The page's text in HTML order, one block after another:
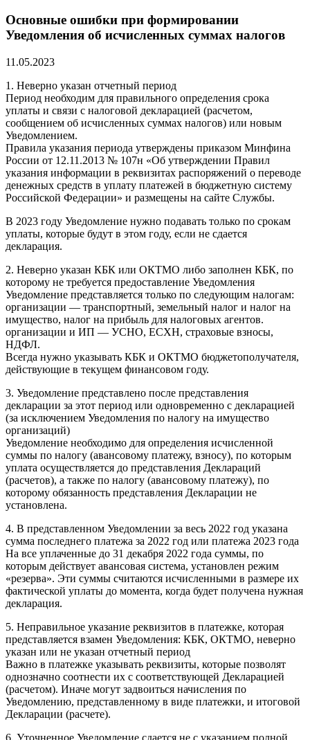
Основные ошибки при формировании
Уведомления об исчисленных суммах налогов
11.05.2023
1. Неверно указан отчетный период
Период необходим для правильного определения срока
уплаты и связи с налоговой декларацией (расчетом,
сообщением об исчисленных суммах налогов) или новым
Уведомлением.
Правила указания периода утверждены приказом Минфина
России от 12.11.2013 № 107н «Об утверждении Правил
указания информации в реквизитах распоряжений о переводе
денежных средств в уплату платежей в бюджетную систему
Российской Федерации» и размещены на сайте Службы.
В 2023 году Уведомление нужно подавать только по срокам
уплаты, которые будут в этом году, если не сдается
декларация.
2. Неверно указан КБК или ОКТМО либо заполнен КБК, по
которому не требуется предоставление Уведомления
Уведомление представляется только по следующим налогам:
организации — транспортный, земельный налог и налог на
имущество, налог на прибыль для налоговых агентов.
организации и ИП — УСНО, ЕСХН, страховые взносы,
НДФЛ.
Всегда нужно указывать КБК и ОКТМО бюджетополучателя,
действующие в текущем финансовом году.
3. Уведомление представлено после представления
декларации за этот период или одновременно с декларацией
(за исключением Уведомления по налогу на имущество
организаций)
Уведомление необходимо для определения исчисленной
суммы по налогу (авансовому платежу, взносу), по которым
уплата осуществляется до представления Деклараций
(расчетов), а также по налогу (авансовому платежу), по
которому обязанность представления Декларации не
установлена.
4. В представленном Уведомлении за весь 2022 год указана
сумма последнего платежа за 2022 год или платежа 2023 года
На все уплаченные до 31 декабря 2022 года суммы, по
которым действует авансовая система, установлен режим
«резерва». Эти суммы считаются исчисленными в размере их
фактической уплаты до момента, когда будет получена нужная
декларация.
5. Неправильное указание реквизитов в платежке, которая
представляется взамен Уведомления: КБК, ОКТМО, неверно
указан или не указан отчетный период
Важно в платежке указывать реквизиты, которые позволят
однозначно соотнести их с соответствующей Декларацией
(расчетом). Иначе могут задвоиться начисления по
Уведомлению, представленному в виде платежки, и итоговой
Декларации (расчете).
6. Уточненное Уведомление сдается не с указанием полной